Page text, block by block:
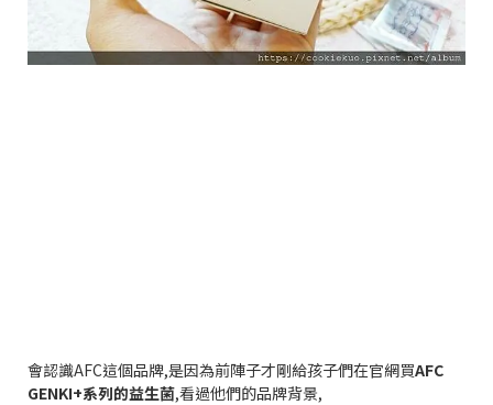
會認識AFC這個品牌,是因為前陣子才剛給孩子們在官網買AFC
GENKI+系列的益生菌,看過他們的品牌背景,